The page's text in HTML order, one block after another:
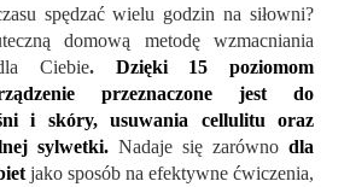
spędzać wielu godzin na siłowni?
domową metodę wzmacniania
Ciebie. Dzięki 15 poziomom
przeznaczone jest do
i skóry, usuwania cellulitu oraz
sylwetki. Nadaje się zarówno dla
jako sposób na efektywne ćwiczenia,